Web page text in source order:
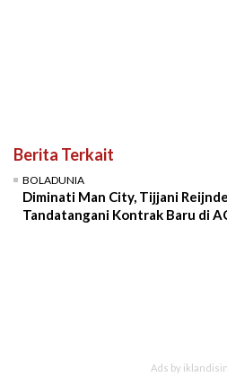
Berita Terkait
BOLADUNIA
Diminati Man City, Tijjani
Tandatangani Kontrak Baru di